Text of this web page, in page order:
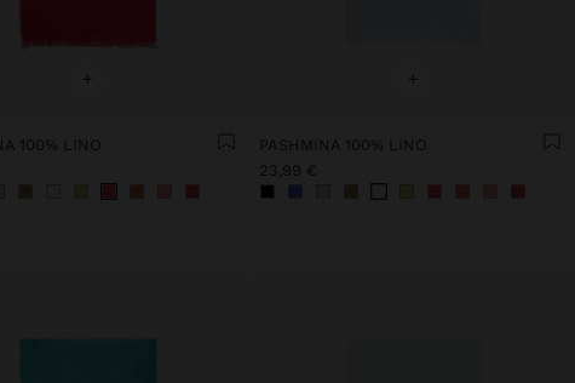
+
100% LINO
+
PASHMINA 100% LINO
23,99 €